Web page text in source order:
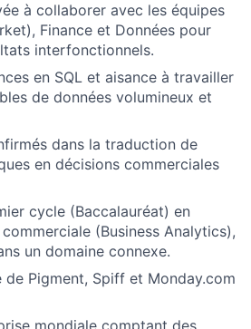
à collaborer avec les équipes
Finance et Données pour
interfonctionnels.
en SQL et aisance à travailler
de données volumineux et
dans la traduction de
en décisions commerciales
cycle (Baccalauréat) en
(Business Analytics),
un domaine connexe.
de Pigment, Spiff et Monday.com